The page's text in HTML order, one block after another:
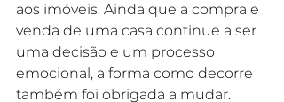
aos imóveis. Ainda que a compra e
venda de uma casa continue a ser
uma decisão e um processo
emocional, a forma como decorre
também foi obrigada a mudar.